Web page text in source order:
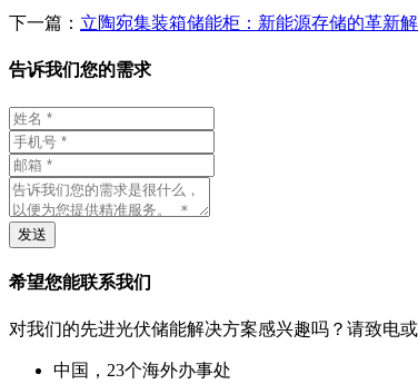
下一篇： 立陶宛集装箱储能柜：新能源存储的革新
告诉我们您的需求
发送
希望您能联系我们
对我们的先进光伏储能解决方案感兴趣吗？请致电
中国，23个海外办事处